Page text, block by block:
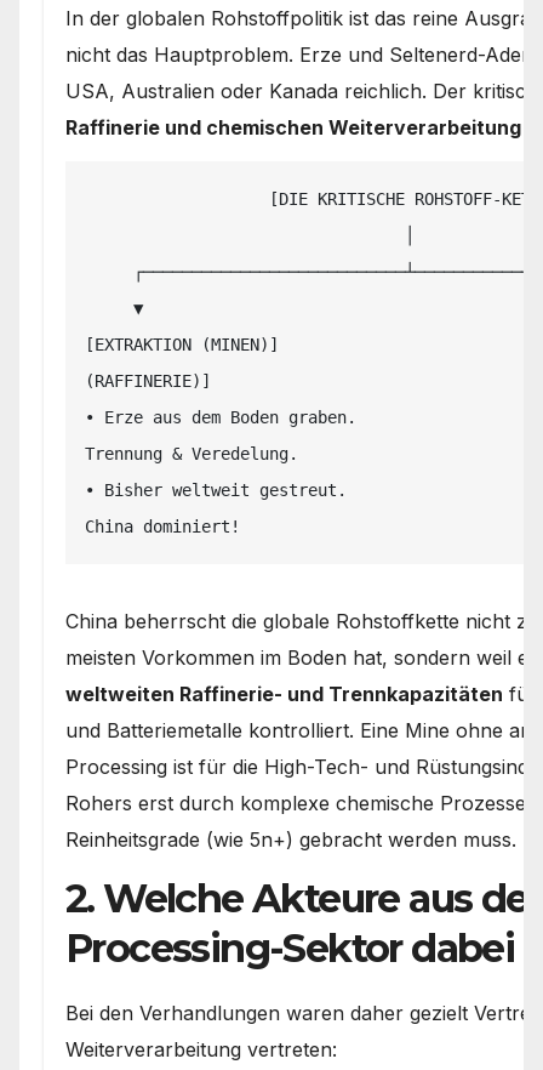
In der globalen Rohstoffpolitik ist das reine
nicht das Hauptproblem. Erze und Seltenerd-
USA, Australien oder Kanada reichlich. Der
Raffinerie und chemischen Weiterverarbeitung (
[EXTRAKTION (MINEN)]
(RAFFINERIE)]
• Erze aus dem Boden graben.
Trennung & Veredelung.
• Bisher weltweit gestreut.
China beherrscht die globale Rohstoffkette nicht
meisten Vorkommen im Boden hat, sondern weil es
weltweiten Raffinerie- und Trennkapazitäten für
und Batteriemetalle kontrolliert. Eine Mine ohne
Processing ist für die High-Tech- und
Rohers erst durch komplexe chemische Prozesse
Reinheitsgrade (wie 5n+) gebracht werden muss.
2. Welche Akteure aus
Processing-Sektor dabei
Bei den Verhandlungen waren daher gezielt
Weiterverarbeitung vertreten: